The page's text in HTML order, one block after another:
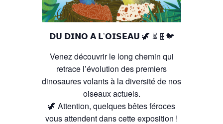
𝗗𝗨 𝗗𝗜𝗡𝗢 𝗔̀ 𝗟’𝗢𝗜𝗦𝗘𝗔𝗨 🦖 ⏳🧬🐦
Venez découvrir le long chemin qui
retrace l’évolution des premiers
dinosaures volants à la diversité de nos
oiseaux actuels.
🦖 Attention, quelques bêtes féroces
vous attendent dans cette exposition !